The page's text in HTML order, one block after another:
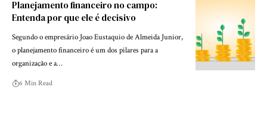
Planejamento financeiro no campo:
Entenda por que ele é decisivo
Segundo o empresário Joao Eustaquio de Almeida Junior,
o planejamento financeiro é um dos pilares para a
organização e a…
6 Min Read